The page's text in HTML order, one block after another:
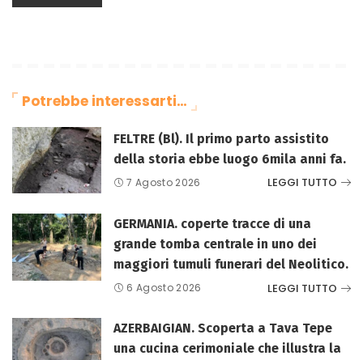
Potrebbe interessarti…
FELTRE (Bl). Il primo parto assistito
della storia ebbe luogo 6mila anni fa.
7 Agosto 2026 LEGGI TUTTO
GERMANIA. coperte tracce di una
grande tomba centrale in uno dei
maggiori tumuli funerari del Neolitico.
6 Agosto 2026 LEGGI TUTTO
AZERBAIGIAN. Scoperta a Tava Tepe
una cucina cerimoniale che illustra la